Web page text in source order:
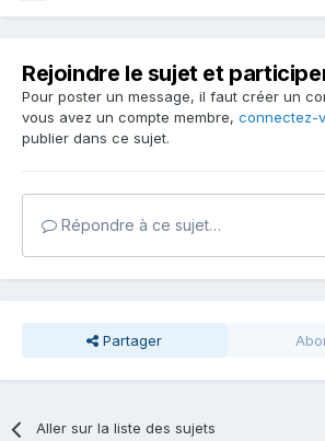
Rejoindre le sujet et
Pour poster un message, il faut créer un
vous avez un compte membre, connectez-
publier dans ce sujet.
Répondre à ce sujet…
Partager
Aller sur la liste des sujets